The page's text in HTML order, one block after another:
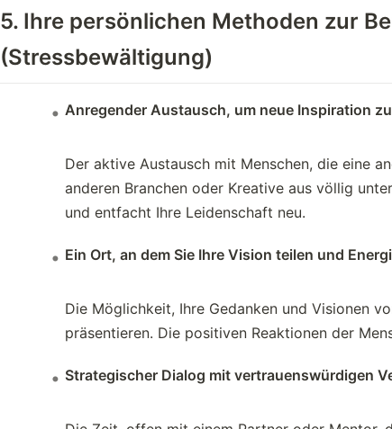
5. Ihre persönlichen Methoden zur
(Stressbewältigung)
Anregender Austausch, um neue Inspiration
Der aktive Austausch mit Menschen, die eine
anderen Branchen oder Kreative aus völlig
und entfacht Ihre Leidenschaft neu.
Ein Ort, an dem Sie Ihre Vision teilen und
Die Möglichkeit, Ihre Gedanken und Visionen
präsentieren. Die positiven Reaktionen der
Strategischer Dialog mit vertrauenswürdigen